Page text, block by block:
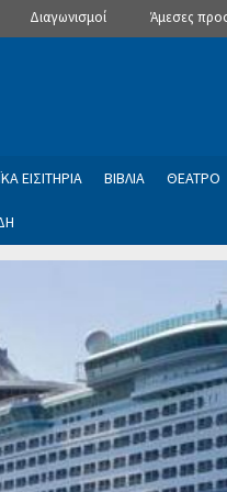
Διαγωνισμοί Άμεσες
ΕΙΣΙΤΗΡΙΑ ΒΙΒΛΙΑ ΘΕΑΤΡΟ
εγγραφής στο